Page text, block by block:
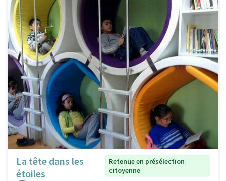
La tête dans les
étoiles
Retenue en présélection
citoyenne